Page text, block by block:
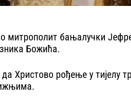
бањалучки
Божића.
Христово рођење у